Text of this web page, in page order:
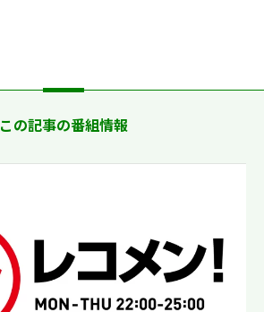
この記事の番組情報